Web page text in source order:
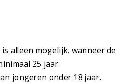
alleen mogelijk, wanneer de
25 jaar.
jongeren onder 18 jaar.